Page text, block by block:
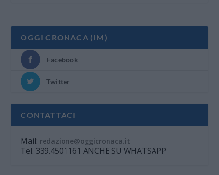
OGGI CRONACA (IM)
Facebook
Twitter
CONTATTACI
Mail: redazione@oggicronaca.it
Tel. 339.4501161 ANCHE SU WHATSAPP